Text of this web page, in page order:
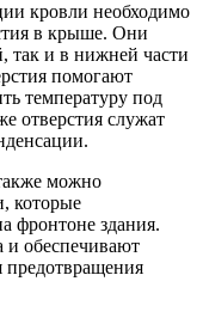
кровли необходимо
в крыше. Они
так и в нижней части
помогают
температуру под
отверстия служат
можно
которые
фронтоне здания.
и обеспечивают
предотвращения